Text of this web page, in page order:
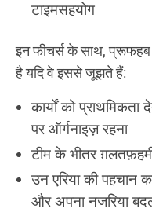
टाइमसहयोग
इन फीचर्स के साथ, प्रूफहब
है यदि वे इससे जूझते हैं:
कार्यों को
पर ऑर्गनाइज़ रहना
टीम के भीतर
उन एरिया की पहचान
और अपना नजरिया